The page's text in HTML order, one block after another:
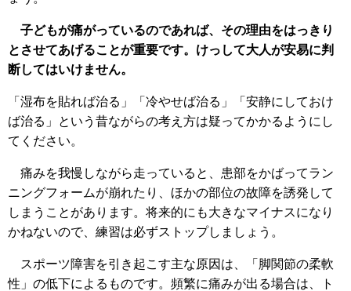
子どもが痛がっているのであれば、その理由をはっきり
とさせてあげることが重要です。けっして大人が安易に判
断してはいけません。
「湿布を貼れば治る」「冷やせば治る」「安静にしておけ
ば治る」という昔ながらの考え方は疑ってかかるようにし
てください。
痛みを我慢しながら走っていると、患部をかばってラン
ニングフォームが崩れたり、ほかの部位の故障を誘発して
しまうことがあります。将来的にも大きなマイナスになり
かねないので、練習は必ずストップしましょう。
スポーツ障害を引き起こす主な原因は、「脚関節の柔軟
性」の低下によるものです。頻繁に痛みが出る場合は、ト